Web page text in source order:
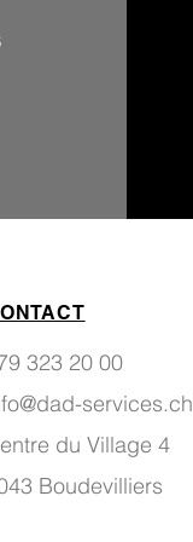
323 20 00
services.ch
du Village 4
Boudevilliers